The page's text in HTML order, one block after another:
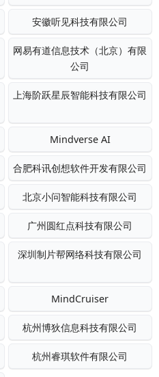
安徽听见科技有限公司
网易有道信息技术（北京）有限
公司
上海阶跃星辰智能科技有限公司
Mindverse AI
合肥科讯创想软件开发有限公司
北京小问智能科技有限公司
广州圆红点科技有限公司
深圳制片帮网络科技有限公司
MindCruiser
杭州博狄信息科技有限公司
杭州睿琪软件有限公司